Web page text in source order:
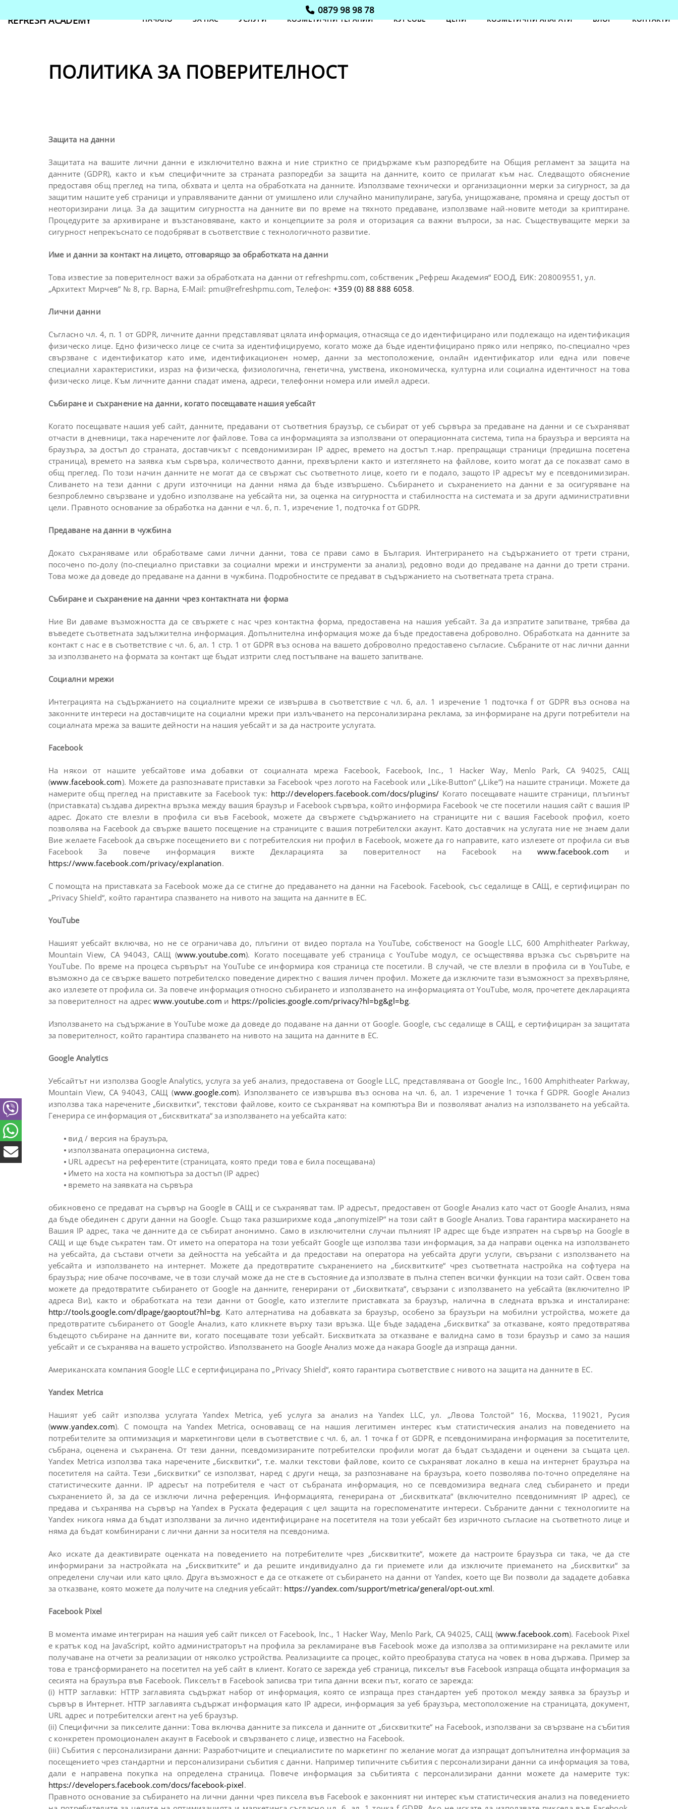
0879 98 98 78
REFRESH ACADEMY
НАЧАЛО ЗА НАС УСЛУГИ КОЗМЕТИЧНИ ТЕРАПИИ КУРСОВЕ ЦЕНИ КОЗМЕТИЧНИ АПАРАТИ БЛОГ КОНТАКТИ
ПОЛИТИКА ЗА ПОВЕРИТЕЛНОСТ
Защита на данни
Защитата на вашите лични данни е изключително важна и ние стриктно се придържаме към разпоредбите на Общия регламент за защита на
данните (GDPR), както и към специфичните за страната разпоредби за защита на данните, които се прилагат към нас. Следващото обяснение
предоставя общ преглед на типа, обхвата и целта на обработката на данните. Използваме технически и организационни мерки за сигурност, за да
защитим нашите уеб страници и управляваните данни от умишлено или случайно манипулиране, загуба, унищожаване, промяна и срещу достъп от
неоторизирани лица. За да защитим сигурността на данните ви по време на тяхното предаване, използваме най-новите методи за криптиране.
Процедурите за архивиране и възстановяване, както и концепциите за роля и оторизация са важни въпроси, за нас. Съществуващите мерки за
сигурност непрекъснато се подобряват в съответствие с технологичното развитие.
Име и данни за контакт на лицето, отговарящо за обработката на данни
Това известие за поверителност важи за обработката на данни от refreshpmu.com, собственик „Рефреш Академия“ ЕООД, ЕИК: 208009551, ул.
„Архитект Мирчев“ № 8, гр. Варна, E-Mail: pmu@refreshpmu.com, Телефон: +359 (0) 88 888 6058.
Лични данни
Съгласно чл. 4, п. 1 от GDPR, личните данни представляват цялата информация, отнасяща се до идентифицирано или подлежащо на идентификация
физическо лице. Едно физическо лице се счита за идентифицируемо, когато може да бъде идентифицирано пряко или непряко, по-специално чрез
свързване с идентификатор като име, идентификационен номер, данни за местоположение, онлайн идентификатор или една или повече
специални характеристики, израз на физическа, физиологична, генетична, умствена, икономическа, културна или социална идентичност на това
физическо лице. Към личните данни спадат имена, адреси, телефонни номера или имейл адреси.
Събиране и съхранение на данни, когато посещавате нашия уебсайт
Когато посещавате нашия уеб сайт, данните, предавани от съответния браузър, се събират от уеб сървъра за предаване на данни и се съхраняват
отчасти в дневници, така наречените лог файлове. Това са информацията за използвани от операционната система, типа на браузъра и версията на
браузъра, за достъп до страната, доставчикът с псевдонимизиран IР адрес, времето на достъп т.нар. препращащи страници (предишна посетена
страница), времето на заявка към сървъра, количеството данни, прехвърлени както и изтеглянето на файлове, които могат да се показват само в
общ преглед. По този начин данните не могат да се свържат със съответното лице, което ги е подало, защото IP адресът му е псевдонимизиран.
Сливането на тези данни с други източници на данни няма да бъде извършено. Събирането и съхранението на данни е за осигуряване на
безпроблемно свързване и удобно използване на уебсайта ни, за оценка на сигурността и стабилността на системата и за други административни
цели. Правното основание за обработка на данни е чл. 6, п. 1, изречение 1, подточка f от GDPR.
Предаване на данни в чужбина
Докато съхраняваме или обработваме сами лични данни, това се прави само в България. Интегрирането на съдържанието от трети страни,
посочено по-долу (по-специално приставки за социални мрежи и инструменти за анализ), редовно води до предаване на данни до трети страни.
Това може да доведе до предаване на данни в чужбина. Подробностите се предават в съдържанието на съответната трета страна.
Събиране и съхранение на данни чрез контактната ни форма
Ние Ви даваме възможността да се свържете с нас чрез контактна форма, предоставена на нашия уебсайт. За да изпратите запитване, трябва да
въведете съответната задължителна информация. Допълнителна информация може да бъде предоставена доброволно. Обработката на данните за
контакт с нас е в съответствие с чл. 6, ал. 1 стр. 1 от GDPR въз основа на вашето доброволно предоставено съгласие. Събраните от нас лични данни
за използването на формата за контакт ще бъдат изтрити след постъпване на вашето запитване.
Социални мрежи
Интеграцията на съдържанието на социалните мрежи се извършва в съответствие с чл. 6, ал. 1 изречение 1 подточка f от GDPR въз основа на
законните интереси на доставчиците на социални мрежи при излъчването на персонализирана реклама, за информиране на други потребители на
социалната мрежа за вашите дейности на нашия уебсайт и за да настроите услугата.
Facebook
На някои от нашите уебсайтове има добавки от социалната мрежа Facebook, Facebook, Inc., 1 Hacker Way, Menlo Park, CA 94025, САЩ
(www.facebook.com). Можете да разпознавате приставки за Facebook чрез логото на Facebook или „Like-Button“ („Like“) на нашите страници. Можете да
намерите общ преглед на приставките за Facebook тук: http://developers.facebook.com/docs/plugins/ Когато посещавате нашите страници, плъгинът
(приставката) създава директна връзка между вашия браузър и Facebook сървъра, който информира Facebook че сте посетили нашия сайт с вашия IP
адрес. Докато сте влезли в профила си във Facebook, можете да свържете съдържанието на страниците ни с вашия Facebook профил, което
позволява на Facebook да свърже вашето посещение на страниците с вашия потребителски акаунт. Като доставчик на услугата ние не знаем дали
Вие желаете Facebook да свърже посещението ви с потребителския ни профил в Facebook, можете да го направите, като излезете от профила си във
Facebook За повече информация вижте Декларацията за поверителност на Facebook наwww.facebook.com и
https://www.facebook.com/privacy/explanation.
С помощта на приставката за Facebook може да се стигне до предаването на данни на Facebook. Facebook, със седалище в САЩ, е сертифициран по
„Privacy Shield“, който гарантира спазването на нивото на защита на данните в ЕС.
YouTube
Нашият уебсайт включва, но не се ограничава до, плъгини от видео портала на YouTube, собственост на Google LLC, 600 Amphitheater Parkway,
Mountain View, CA 94043, САЩ (www.youtube.com). Когато посещавате уеб страница с YouTube модул, се осъществява връзка със сървърите на
YouTube. По време на процеса сървърът на YouTube се информира коя страница сте посетили. В случай, че сте влезли в профила си в YouTube, е
възможно да се свърже вашето потребителско поведение директно с вашия личен профил. Можете да изключите тази възможност за прехвърляне,
ако излезете от профила си. За повече информация относно събирането и използването на информацията от YouTube, моля, прочетете декларацията
за поверителност на адресwww.youtube.com и https://policies.google.com/privacy?hl=bg&gl=bg.
Използването на съдържание в YouTube може да доведе до подаване на данни от Google. Google, със седалище в САЩ, е сертифициран за защитата
за поверителност, който гарантира спазването на нивото на защита на данните в ЕС.
Google Analytics
Уебсайтът ни използва Google Analytics, услуга за уеб анализ, предоставена от Google LLC, представлявана от Google Inc., 1600 Amphitheater Parkway,
Mountain View, CA 94043, САЩ (www.google.com). Използването се извършва въз основа на чл. 6, ал. 1 изречение 1 точка f GDPR. Google Анализ
използва така наречените „бисквитки“, текстови файлове, които се съхраняват на компютъра Ви и позволяват анализ на използването на уебсайта.
Генерира се информация от „бисквитката“ за използването на уебсайта като:
⦁ вид / версия на браузъра,
⦁ използваната операционна система,
⦁ URL адресът на референтите (страницата, която преди това е била посещавана)
⦁ Името на хоста на компютъра за достъп (IP адрес)
⦁ времето на заявката на сървъра
обикновено се предават на сървър на Google в САЩ и се съхраняват там. IP адресът, предоставен от Google Анализ като част от Google Анализ, няма
да бъде обединен с други данни на Google. Също така разширихме кода „anonymizeIP“ на този сайт в Google Анализ. Това гарантира маскирането на
Вашия IP адрес, така че данните да се събират анонимно. Само в изключителни случаи пълният IP адрес ще бъде изпратен на сървър на Google в
САЩ и ще бъде съкратен там. От името на оператора на този уебсайт Google ще използва тази информация, за да направи оценка на използването
на уебсайта, да състави отчети за дейността на уебсайта и да предостави на оператора на уебсайтa други услуги, свързани с използването на
уебсайта и използването на интернет. Можете да предотвратите съхранението на „бисквитките“ чрез съответната настройка на софтуера на
браузъра; ние обаче посочваме, че в този случай може да не сте в състояние да използвате в пълна степен всички функции на този сайт. Освен това
можете да предотвратите събирането от Google на данните, генерирани от „бисквитката“, свързани с използването на уебсайта (включително IP
адреса Ви), както и обработката на тези данни от Google, като изтеглите приставката за браузър, налична в следната връзка и инсталиране:
http://tools.google.com/dlpage/gaoptout?hl=bg. Като алтернатива на добавката за браузър, особено за браузъри на мобилни устройства, можете да
предотвратите събирането от Google Анализ, като кликнете върху тази връзка. Ще бъде зададена „бисквитка“ за отказване, която предотвратява
бъдещото събиране на данните ви, когато посещавате този уебсайт. Бисквитката за отказване е валидна само в този браузър и само за нашия
уебсайт и се съхранява на вашето устройство. Използването на Google Анализ може да накара Google да изпраща данни.
Американската компания Google LLC е сертифицирана по „Privacy Shield“, която гарантира съответствие с нивото на защита на данните в ЕС.
Yandex Metrica
Нашият уеб сайт използва услугата Yandex Metrica, уеб услуга за анализ на Yandex LLC, ул. „Лвова Толстой“ 16, Москва, 119021, Русия
(www.yandex.com). С помощта на Yandex Metrica, основаващ се на нашия легитимен интерес към статистическия анализ на поведението на
потребителите за оптимизация и маркетингови цели в съответствие с чл. 6, ал. 1 точка f от GDPR, е псевдонимирана информация за посетителите,
събрана, оценена и съхранена. От тези данни, псевдомизираните потребителски профили могат да бъдат създадени и оценени за същата цел.
Yandex Metrica използва така наречените „бисквитки“, т.е. малки текстови файлове, които се съхраняват локално в кеша на интернет браузъра на
посетителя на сайта. Тези „бисквитки“ се използват, наред с други неща, за разпознаване на браузъра, което позволява по-точно определяне на
статистическите данни. IP адресът на потребителя е част от събраната информация, но се псевдомизира веднага след събирането и преди
съхранението й, за да се изключи лична референция. Информацията, генерирана от „бисквитката“ (включително псевдонимният IP адрес), се
предава и съхранява на сървър на Yandex в Руската федерация с цел защита на гореспоменатите интереси. Събраните данни с технологиите на
Yandex никога няма да бъдат използвани за лично идентифициране на посетителя на този уебсайт без изричното съгласие на съответното лице и
няма да бъдат комбинирани с лични данни за носителя на псевдонима.
Ако искате да деактивирате оценката на поведението на потребителите чрез „бисквитките“, можете да настроите браузъра си така, че да сте
информирани за настройката на „бисквитките“ и да решите индивидуално да ги приемете или да изключите приемането на „бисквитки“ за
определени случаи или като цяло. Друга възможност е да се откажете от събирането на данни от Yandex, което ще Ви позволи да зададете добавка
за отказване, която можете да получите на следния уебсайт: https://yandex.com/support/metrica/general/opt-out.xml.
Facebook Pixel
В момента имаме интегриран на нашия уеб сайт пиксел от Facebook, Inc., 1 Hacker Way, Menlo Park, CA 94025, САЩ (www.facebook.com). Facebook Pixel
е кратък код на JavaScript, който администраторът на профила за рекламиране във Facebook може да използва за оптимизиране на рекламите или
получаване на отчети за реализации от няколко устройства. Реализациите са процес, който преобразува статуса на човек в нова държава. Пример за
това е трансформирането на посетител на уеб сайт в клиент. Когато се зарежда уеб страница, пикселът във Facebook изпраща общата информация за
сесията на браузъра във Facebook. Пикселът в Facebook записва три типа данни всеки път, когато се зарежда:
(i) HTTP заглавки: HTTP заглавията съдържат набор от информация, която се изпраща през стандартен уеб протокол между заявка за браузър и
сървър в Интернет. HTTP заглавията съдържат информация като IP адреси, информация за уеб браузъра, местоположение на страницата, документ,
URL адрес и потребителски агент на уеб браузър.
(ii) Специфични за пикселите данни: Това включва данните за пиксела и данните от „бисквитките“ на Facebook, използвани за свързване на събития
с конкретен промоционален акаунт в Facebook и свързването с лице, известно на Facebook.
(iii) Събития с персонализирани данни: Разработчиците и специалистите по маркетинг по желание могат да изпращат допълнителна информация за
посещението чрез стандартни и персонализирани събития с данни. Например типичните събития с персонализирани данни са информация за това,
дали е направена покупка на определена страница. Повече информация за събитията с персонализирани данни можете да намерите тук:
https://developers.facebook.com/docs/facebook-pixel.
Правното основание за събирането на лични данни чрез пиксела във Facebook е законният ни интерес към статистическия анализ на поведението